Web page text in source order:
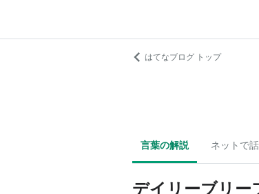
はてなブログ トップ
言葉の解説 ネットで
デイリーブリー